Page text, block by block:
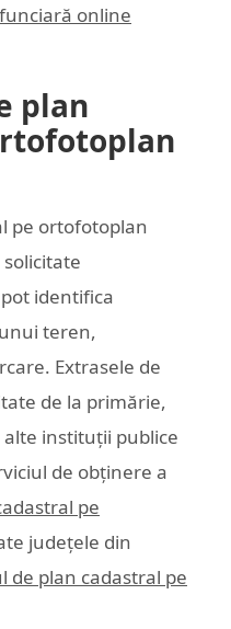
online
plan
pe ortofotoplan
identifica
teren,
Extrasele de
de la primărie,
instituții publice
de obținere a
pe
județele din
de plan cadastral pe